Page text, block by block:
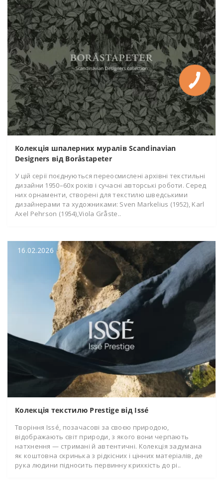
Колекція шпалерних муралів Scandinavian
Designers від Boråstapeter
У цій серії поєднуються переосмислені архівні текстильні
дизайни 1950–60х років і сучасні авторські роботи. Серед
них орнаменти, створені для текстилю шведськими
дизайнерами та художниками: Sven Markelius (1952), Karl
Axel Pehrson (1954),Viola Gråste..
16.02.2026
Колекція текстилю Prestige від Issé
Творіння Issé, позачасові за своєю природою,
відображають світ природи, з якого вони черпають
натхнення — стримані й автентичні. Колекція задумана
як коштовна скринька з рідкісних і цінних матеріалів, де
рука людини підносить первинну крихкість до рі..